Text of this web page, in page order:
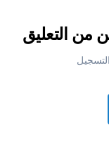
التعليق